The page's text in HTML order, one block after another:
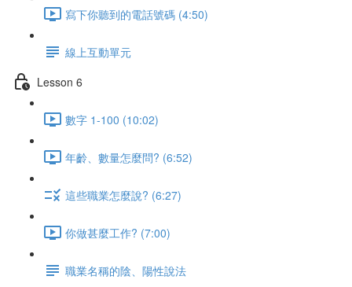
寫下你聽到的電話號碼 (4:50)
線上互動單元
Lesson 6
數字 1-100 (10:02)
年齡、數量怎麼問? (6:52)
這些職業怎麼說? (6:27)
你做甚麼工作? (7:00)
職業名稱的陰、陽性說法